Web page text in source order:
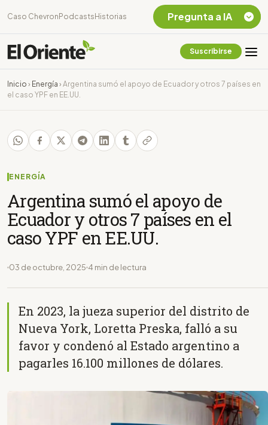
Caso Chevron Podcasts Historias
Suscribirse
Inicio › Energía › Argentina sumó el apoyo de Ecuador y otros 7 países en
el caso YPF en EE.UU.
ENERGÍA
Argentina sumó el apoyo de
Ecuador y otros 7 países en el
caso YPF en EE.UU.
03 de octubre, 2025 4 min de lectura
En 2023, la jueza superior del distrito de
Nueva York, Loretta Preska, falló a su
favor y condenó al Estado argentino a
pagarles 16.100 millones de dólares.
Pregunta a IA
Chevron Ecuador